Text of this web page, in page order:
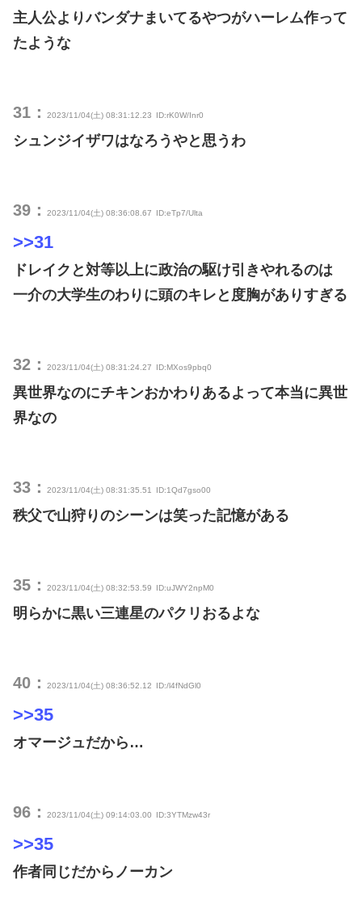
主人公よりバンダナまいてるやつがハーレム作って
たような
31： 2023/11/04(土) 08:31:12.23 ID:rK0W/Inr0
シュンジイザワはなろうやと思うわ
39： 2023/11/04(土) 08:36:08.67 ID:eTp7/Ulta
>>31
ドレイクと対等以上に政治の駆け引きやれるのは
一介の大学生のわりに頭のキレと度胸がありすぎる
32： 2023/11/04(土) 08:31:24.27 ID:MXos9pbq0
異世界なのにチキンおかわりあるよって本当に異世
界なの
33： 2023/11/04(土) 08:31:35.51 ID:1Qd7gso00
秩父で山狩りのシーンは笑った記憶がある
35： 2023/11/04(土) 08:32:53.59 ID:uJWY2npM0
明らかに黒い三連星のパクリおるよな
40： 2023/11/04(土) 08:36:52.12 ID:/l4fNdGl0
>>35
オマージュだから…
96： 2023/11/04(土) 09:14:03.00 ID:3YTMzw43r
>>35
作者同じだからノーカン